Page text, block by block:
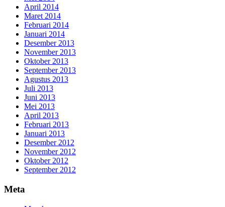
April 2014
Maret 2014
Februari 2014
Januari 2014
Desember 2013
November 2013
Oktober 2013
September 2013
Agustus 2013
Juli 2013
Juni 2013
Mei 2013
April 2013
Februari 2013
Januari 2013
Desember 2012
November 2012
Oktober 2012
September 2012
Meta